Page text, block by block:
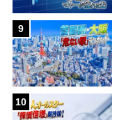
9
10